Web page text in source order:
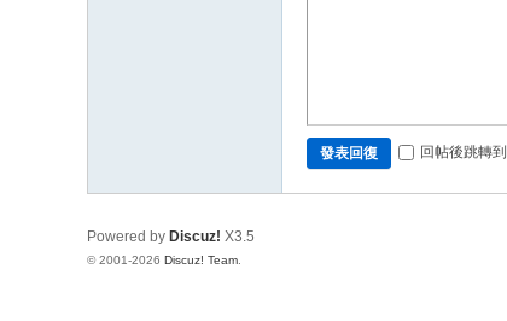
發表回復 回帖後跳轉
Powered by Discuz! X3.5
© 2001-2026 Discuz! Team